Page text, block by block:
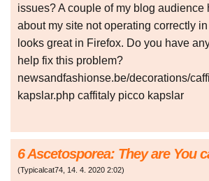
issues? A couple of my blog audience
about my site not operating correctly
looks great in Firefox. Do you have
help fix this problem?
newsandfashionse.be/decorations/
kapslar.php caffitaly picco kapslar
6 Ascetosporea: They are You
(Typicalcat74, 14. 4. 2020 2:02)